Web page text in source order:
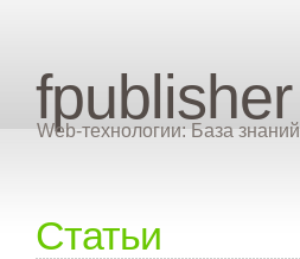
fpublisher
Web-технологии: База знаний
Статьи